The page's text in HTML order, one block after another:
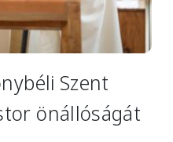
Szent
önállóságát